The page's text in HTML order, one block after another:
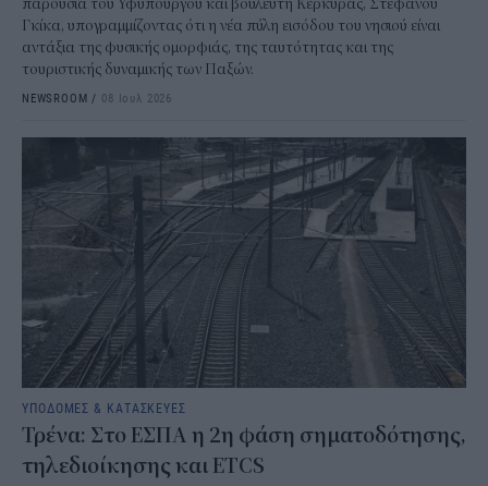
παρουσία του Υφυπουργού και βουλευτή Κέρκυρας, Στεφάνου
Γκίκα, υπογραμμίζοντας ότι η νέα πύλη εισόδου του νησιού είναι
αντάξια της φυσικής ομορφιάς, της ταυτότητας και της
τουριστικής δυναμικής των Παξών.
NEWSROOM / 08 Ιουλ 2026
ΥΠΟΔΟΜΕΣ & ΚΑΤΑΣΚΕΥΕΣ
Τρένα: Στο ΕΣΠΑ η 2η φάση σηματοδότησης,
τηλεδιοίκησης και ETCS